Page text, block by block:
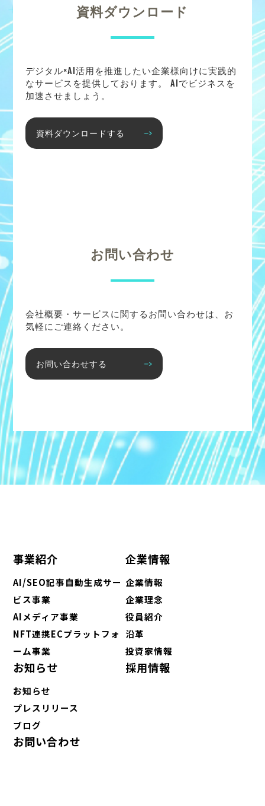
資料ダウンロード
デジタル×AI活用を推進したい企業様向けに実践的
なサービスを提供しております。 AIでビジネスを
加速させましょう。
資料ダウンロードする
お問い合わせ
会社概要・サービスに関するお問い合わせは、お
気軽にご連絡ください。
お問い合わせする
事業紹介
AI/SEO記事自動生成サー
ビス事業
AIメディア事業
NFT連携ECプラットフォ
ーム事業
企業情報
企業情報
企業理念
役員紹介
沿革
投資家情報
お知らせ
お知らせ
プレスリリース
ブログ
採用情報
お問い合わせ